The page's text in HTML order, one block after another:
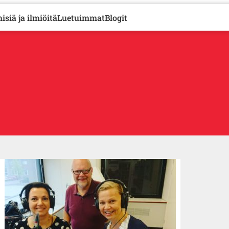
ja ilmiöitäLuetuimmatBlogit